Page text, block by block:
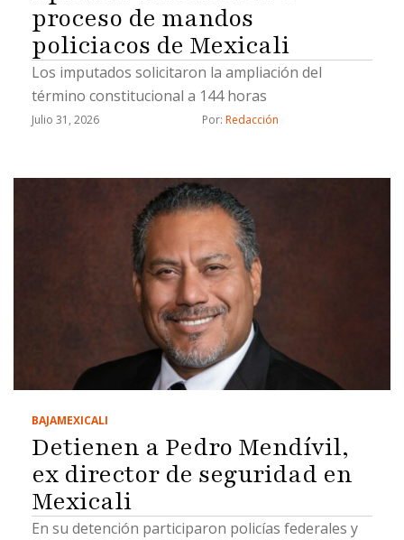
proceso de mandos
policiacos de Mexicali
Los imputados solicitaron la ampliación del
término constitucional a 144 horas
Julio 31, 2026 Por: Redacción
BAJAMEXICALI
Detienen a Pedro Mendívil,
ex director de seguridad en
Mexicali
En su detención participaron policías federales y